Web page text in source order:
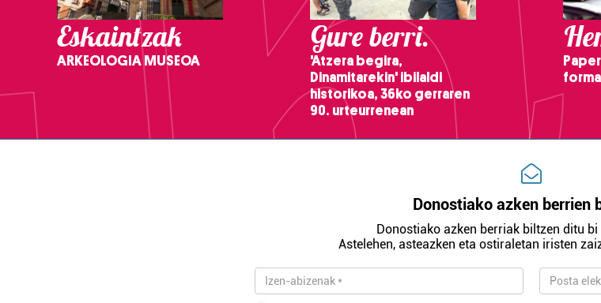
Eskaintzak
ARKEOLOGIA MUSEOA
Gure berri.
'Atzera begira,
Dinamitarekin' ibilaldi
historikoa, 36ko gerraren
90. urteurrenean
Donostiako azken berrien
Donostiako azken berriak biltzen ditu bi
Astelehen, asteazken eta ostiraletan iristen